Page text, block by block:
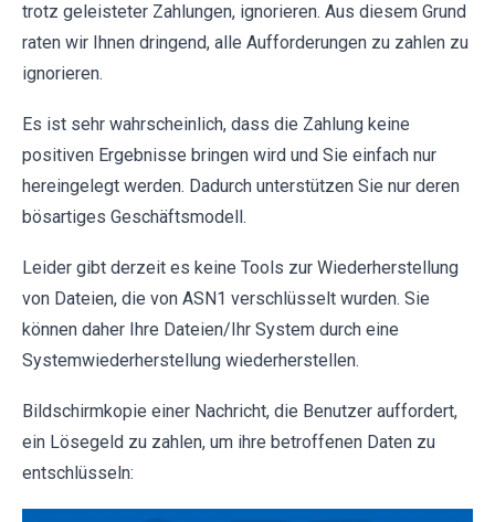
trotz geleisteter Zahlungen, ignorieren. Aus diesem Grund
raten wir Ihnen dringend, alle Aufforderungen zu zahlen zu
ignorieren.
Es ist sehr wahrscheinlich, dass die Zahlung keine
positiven Ergebnisse bringen wird und Sie einfach nur
hereingelegt werden. Dadurch unterstützen Sie nur deren
bösartiges Geschäftsmodell.
Leider gibt derzeit es keine Tools zur Wiederherstellung
von Dateien, die von ASN1 verschlüsselt wurden. Sie
können daher Ihre Dateien/Ihr System durch eine
Systemwiederherstellung wiederherstellen.
Bildschirmkopie einer Nachricht, die Benutzer auffordert,
ein Lösegeld zu zahlen, um ihre betroffenen Daten zu
entschlüsseln: